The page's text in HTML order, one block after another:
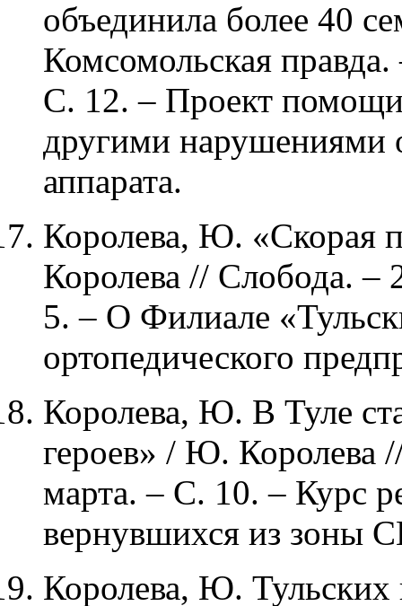
объединила более 40
Комсомольская
С. 12. – Проект
другими нарушениями
аппарата.
Королева, Ю. «Скорая
Королева // Слобода.
5. – О Филиале
ортопедического
Королева, Ю. В Туле
героев» / Ю. Королева
марта. – С. 10. – Курс
вернувшихся из зоны
Королева, Ю. Тульских